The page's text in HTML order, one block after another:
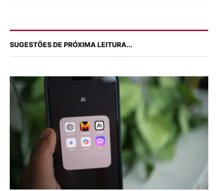
SUGESTÕES DE PRÓXIMA LEITURA...